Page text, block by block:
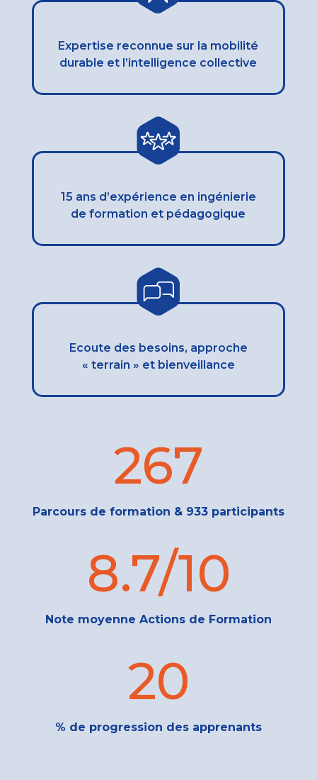
Expertise reconnue sur la mobilité
durable et l’intelligence collective
15 ans d’expérience en ingénierie
de formation et pédagogique
Ecoute des besoins, approche
« terrain » et bienveillance
267
Parcours de formation & 933 participants
8.7/10
Note moyenne Actions de Formation
20
% de progression des apprenants